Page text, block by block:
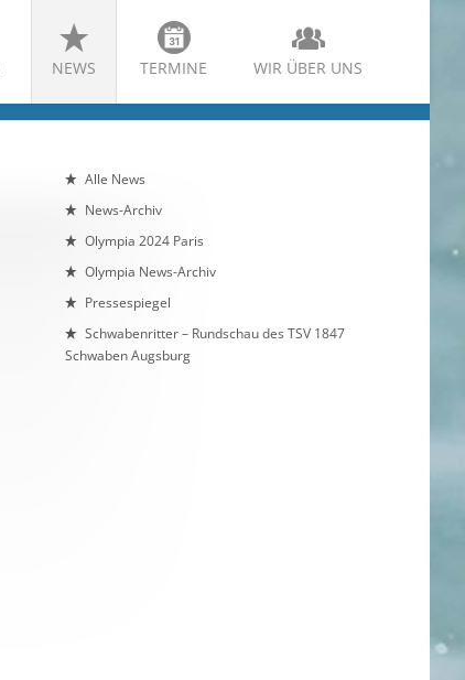
NEWS TERMINE WIR ÜBER UNS
Alle News
News-Archiv
Olympia 2024 Paris
Olympia News-Archiv
Pressespiegel
Schwabenritter – Rundschau des TSV 1847
Schwaben Augsburg